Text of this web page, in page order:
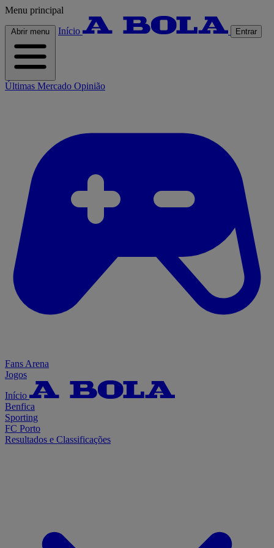
Menu principal
Abrir menu Início Entrar
Últimas Mercado Opinião
Fans Arena
Jogos
Início
Benfica
Sporting
FC Porto
Resultados e Classificações